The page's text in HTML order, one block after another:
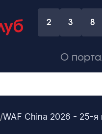
2 3 8
О
/WAF China 2026 - 25-я